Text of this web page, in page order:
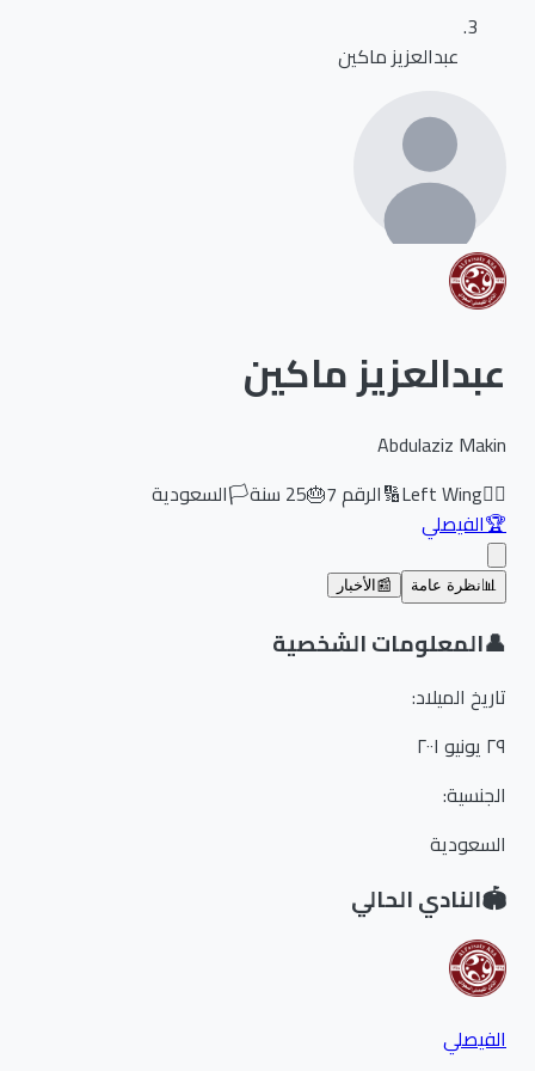
عبدالعزيز ماكين
عبدالعزيز ماكين
Abdulaziz Makin
Left Wing
🔢الرقم7
🎂
25سنة🏳️السعودية
الفيصلي
نظرة عامة 📰 الأخبار
المعلومات الشخصية
تاريخ الميلاد:
الجنسية:
السعودية
النادي الحالي
الفيصلي